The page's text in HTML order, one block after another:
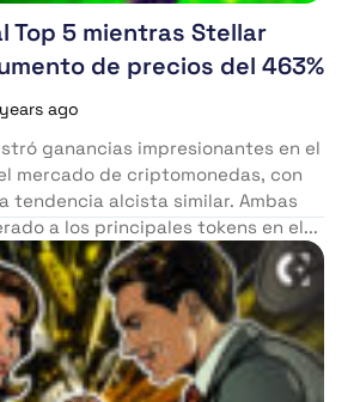
Top 5 mientras Stellar
de precios del 463%
ago
ganancias impresionantes en el
mercado de criptomonedas, con
tendencia alcista similar. Ambas
a los principales tokens en el...